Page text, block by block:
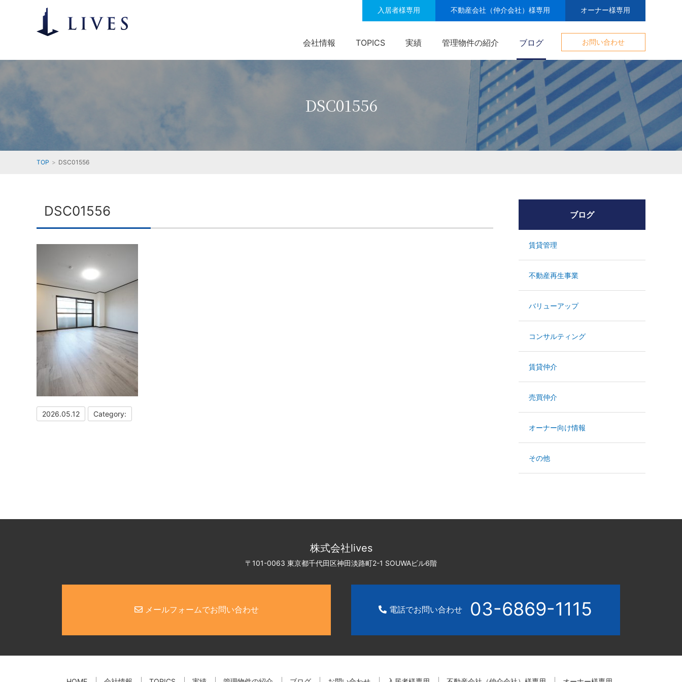
入居者様専用 不動産会社（仲介会社）様専用 オーナー様専用
会社情報 TOPICS 実績 管理物件の紹介 ブログ お問い合わせ
DSC01556
TOP DSC01556
DSC01556
2026.05.12 Category:
ブログ
賃貸管理
不動産再生事業
バリューアップ
コンサルティング
賃貸仲介
売買仲介
オーナー向け情報
その他
株式会社lives
〒101-0063 東京都千代田区神田淡路町2-1 SOUWAビル6階
メールフォームでお問い合わせ 電話でお問い合わせ 03-6869-1115